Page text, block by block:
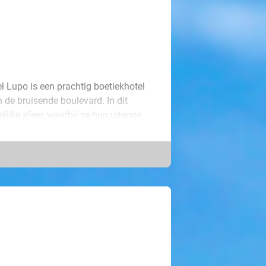
Lupo is een prachtig boetiekhotel
bruisende boulevard. In dit
sfeer, waarbij ze hun uiterste
2 of 3 personen. Alle kamers zijn
van een bakje koffie met wat